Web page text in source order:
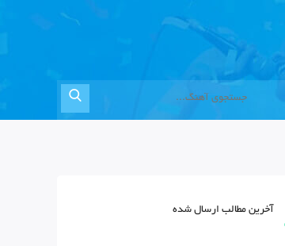
آخرین مطالب ارسال شده